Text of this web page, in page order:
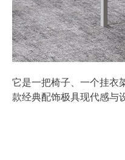
它是一把椅子、一个挂衣
款经典配饰极具现代感与